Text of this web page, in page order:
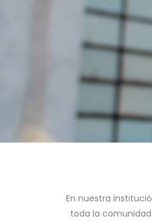
En nuestra
toda la